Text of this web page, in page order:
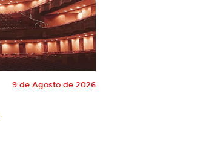
9 de Agosto de 2026